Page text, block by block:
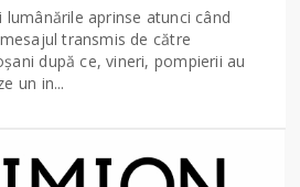
aprinse atunci când
transmis de către
după ce, vineri, pompierii au
un in...